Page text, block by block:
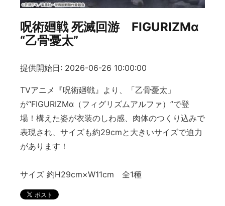
呪術廻戦 死滅回游 FIGURIZMα
“乙骨憂太”
提供開始日: 2026-06-26 10:00:00
TVアニメ『呪術廻戦』より、「乙骨憂太」
が“FIGURIZMα（フィグリズムアルファ）”で登
場！構えた姿が衣装のしわ感、肉体のつくり込みで
表現され、サイズも約29cmと大きいサイズで迫力
があります！
サイズ 約H29cm×W11cm 全1種